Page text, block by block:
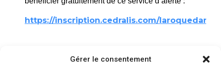
Gérer le consentement
13640 La Roque d’Anthéron
Nous contacter
https://inscription.cedralis.com/
Comment sont utilisées les données